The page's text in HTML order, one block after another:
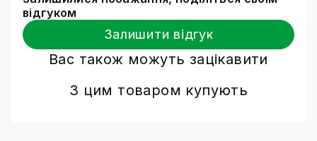
відгуком
Залишити відгук
Вас також можуть зацікавити
З цим товаром купують